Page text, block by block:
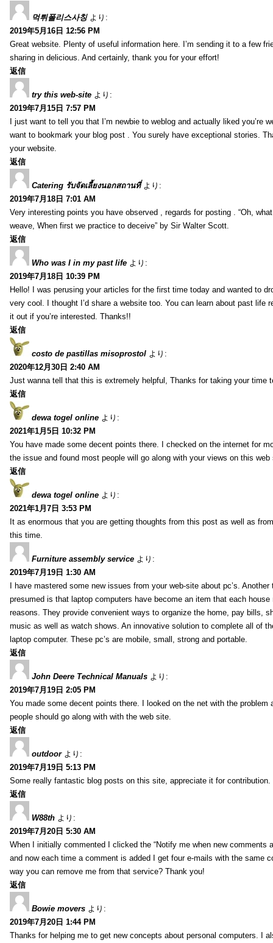
먹튀폴리스사칭 より:
2019年5月16日 12:56 PM
Great website. Plenty of useful information here. I’m sending it to a few
sharing in delicious. And certainly, thank you for your effort!
返信
try this web-site より:
2019年7月15日 7:57 PM
I just want to tell you that I’m newbie to weblog and actually liked you’re
want to bookmark your blog post . You surely have exceptional stories.
your website.
返信
Catering รับจัดเลี้ยงนอกสถานที่ より:
2019年7月18日 7:01 AM
Very interesting points you have observed , regards for posting . “Oh,
weave, When first we practice to deceive” by Sir Walter Scott.
返信
Who was I in my past life より:
2019年7月18日 10:39 PM
Hello! I was perusing your articles for the first time today and wanted to
very cool. I thought I’d share a website too. You can learn about past life
it out if you’re interested. Thanks!!
返信
costo de pastillas misoprostol より:
2020年12月30日 2:40 AM
Just wanna tell that this is extremely helpful, Thanks for taking your time
返信
dewa togel online より:
2021年1月5日 10:32 PM
You have made some decent points there. I checked on the internet for
the issue and found most people will go along with your views on this web
返信
dewa togel online より:
2021年1月7日 3:53 PM
It as enormous that you are getting thoughts from this post as well as
this time.
Furniture assembly service より:
2019年7月19日 1:30 AM
I have mastered some new issues from your web-site about pc’s. Another
presumed is that laptop computers have become an item that each
reasons. They provide convenient ways to organize the home, pay bills,
music as well as watch shows. An innovative solution to complete all of
laptop computer. These pc’s are mobile, small, strong and portable.
返信
John Deere Technical Manuals より:
2019年7月19日 2:05 PM
You made some decent points there. I looked on the net with the problem
people should go along with with the web site.
返信
outdoor より:
2019年7月19日 5:13 PM
Some really fantastic blog posts on this site, appreciate it for contribution.
返信
W88th より:
2019年7月20日 5:30 AM
When I initially commented I clicked the “Notify me when new comments
and now each time a comment is added I get four e-mails with the same
way you can remove me from that service? Thank you!
返信
Bowie movers より:
2019年7月20日 1:44 PM
Thanks for helping me to get new concepts about personal computers. I